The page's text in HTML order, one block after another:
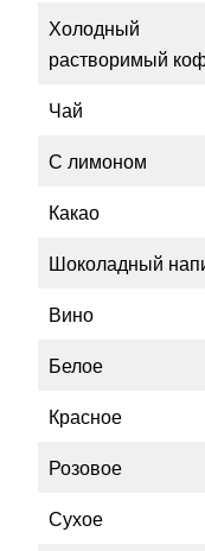
Холодный
растворимый
Чай
С лимоном
Какао
Шоколадный
Вино
Белое
Красное
Розовое
Сухое